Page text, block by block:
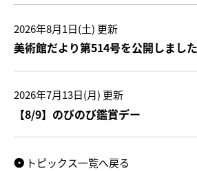
2026年8月1日(土) 更新
美術館だより第514号を公開しました
2026年7月13日(月) 更新
【8/9】のびのび鑑賞デー
トピックス一覧へ戻る
石川県文化財保存修復工房